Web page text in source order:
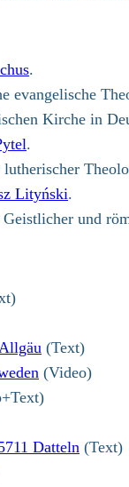
.
evangelische
Kirche in
.
Lityński.
und
(Text)
(Video)
Datteln (Text)